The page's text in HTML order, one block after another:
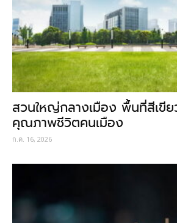
สวนใหญ่กลางเมือง พื้นที่สีเขีย
คุณภาพชีวิตคนเมือง
ก.ค. 16, 2026